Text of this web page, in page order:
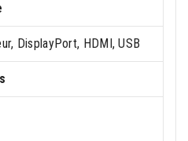
DisplayPort, HDMI, USB